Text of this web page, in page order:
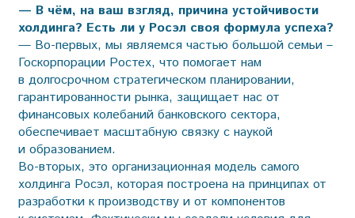
— В чём, на ваш взгляд, причина устойчивости
холдинга? Есть ли у Росэл своя формула успеха?
— Во-первых, мы являемся частью большой семьи –
Госкорпорации Ростех, что помогает нам
в долгосрочном стратегическом планировании,
гарантированности рынка, защищает нас от
финансовых колебаний банковского сектора,
обеспечивает масштабную связку с наукой
и образованием.
Во-вторых, это организационная модель самого
холдинга Росэл, которая построена на принципах от
разработки к производству и от компонентов